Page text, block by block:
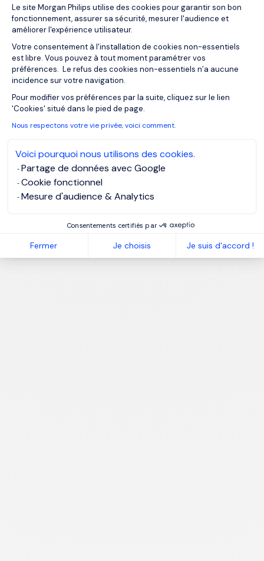
Plateforme de Gestion du
Le site Morgan Philips utilise des cookies pour garantir son bon
fonctionnement, assurer sa sécurité, mesurer l'audience et
améliorer l'expérience utilisateur.
Votre consentement à l'installation de cookies non-essentiels
est libre. Vous pouvez à tout moment paramétrer vos
préférences. Le refus des cookies non-essentiels n’a aucune
incidence sur votre navigation.
Pour modifier vos préférences par la suite, cliquez sur le lien
'Cookies' situé dans le pied de page.
Nous respectons votre vie privée, voici comment.
Voici pourquoi nous utilisons des cookies.
Partage de données avec Google
Cookie fonctionnel
Mesure d'audience & Analytics
Consentements certifiés par
Fermer Je choisis Je suis d'accord !